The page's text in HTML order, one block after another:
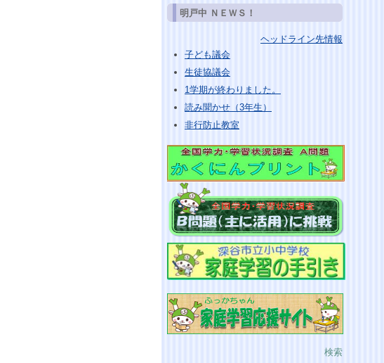
明戸中 ＮＥＷＳ！
ヘッドライン先情報
子ども議会
生徒協議会
1学期が終わりました。
読み聞かせ（3年生）
非行防止教室
検索